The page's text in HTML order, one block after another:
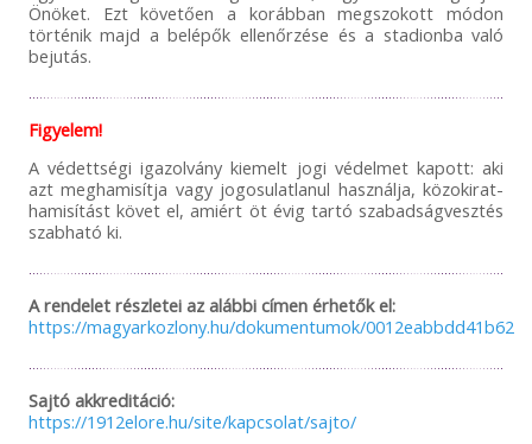
Önöket. Ezt követően a korábban megszokott módon
történik majd a belépők ellenőrzése és a stadionba való
bejutás.
Figyelem!
A védettségi igazolvány kiemelt jogi védelmet kapott: aki
azt meghamisítja vagy jogosulatlanul használja, közokirat-
hamisítást követ el, amiért öt évig tartó szabadságvesztés
szabható ki.
A rendelet részletei az alábbi címen érhetők el:
https://magyarkozlony.hu/dokumentumok/
Sajtó akkreditáció:
https://1912elore.hu/site/kapcsolat/sajto/